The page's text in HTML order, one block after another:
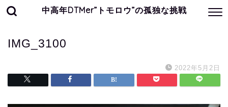
中高年DTMer”トモロウ”の孤独な挑戦
IMG_3100
2022年5月2日